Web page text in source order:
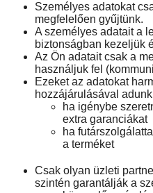
Személyes adatokat
megfelelően gyűjtünk.
A személyes adatait a
biztonságban kezeljük
Az Ön adatait csak a
használjuk fel
Ezeket az adatokat
hozzájárulásával
ha igénybe
extra garanciákat
ha
a terméket
Csak olyan üzleti
szintén garantálják a